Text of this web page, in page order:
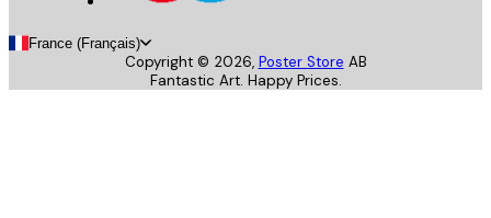
France (Français)
Copyright © 2026, Poster Store AB
Fantastic Art. Happy Prices.